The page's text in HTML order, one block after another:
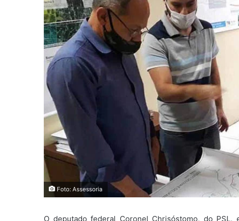
Foto: Assessoria
O deputado federal Coronel Chrisóstomo, do